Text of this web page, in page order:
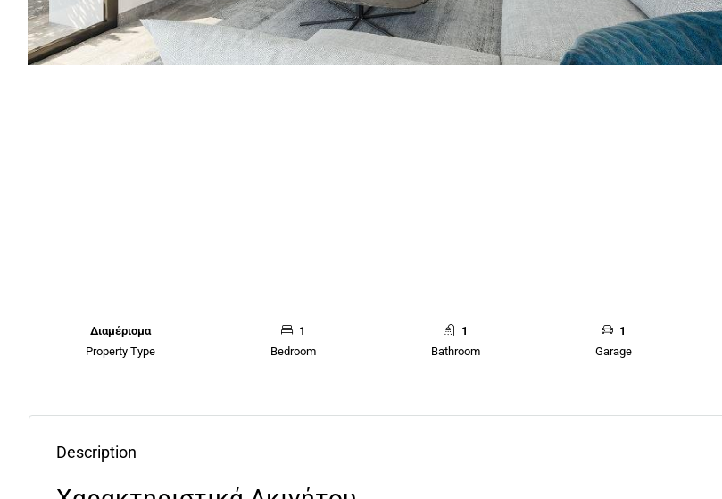
Διαμέρισμα
Property Type
1
Bedroom
1
Bathroom
1
Garage
Description